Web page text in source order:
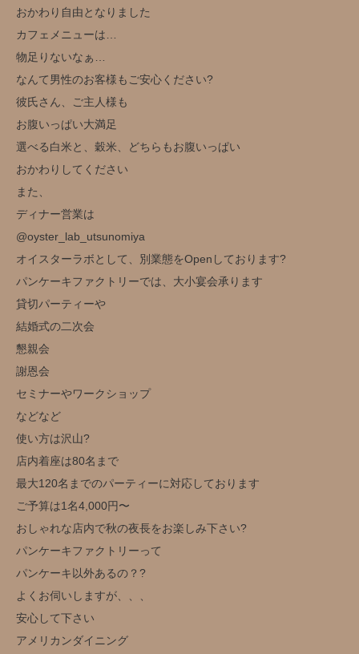
おかわり自由となりました
カフェメニューは…
物足りないなぁ…
なんて男性のお客様もご安心ください?
彼氏さん、ご主人様も
お腹いっぱい大満足
選べる白米と、穀米、どちらもお腹いっぱい
おかわりしてください
また、
ディナー営業は
@oyster_lab_utsunomiya
オイスターラボとして、別業態をOpenしております?
パンケーキファクトリーでは、大小宴会承ります
貸切パーティーや
結婚式の二次会
懇親会
謝恩会
セミナーやワークショップ
などなど
使い方は沢山?️
店内着座は80名まで
最大120名までのパーティーに対応しております
ご予算は1名4,000円〜
おしゃれな店内で秋の夜長をお楽しみ下さい?
パンケーキファクトリーって
パンケーキ以外あるの？?
よくお伺いしますが、、、
安心して下さい
アメリカンダイニング